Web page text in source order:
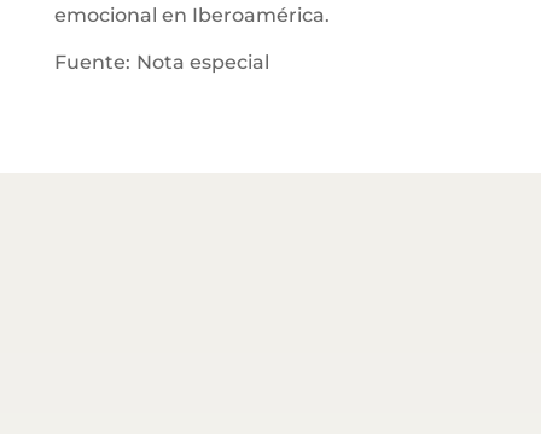
emocional en Iberoamérica.
Fuente: Nota especial